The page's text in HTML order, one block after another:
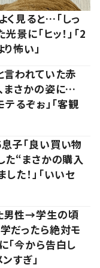
く見ると…「しっ
景に「ヒッ！」「2
怖い」
言われていた赤
まさかの姿に…
テるぞぉ」「客観
子「良い買い物
た“まさかの購入
た！」「いいセ
男性→学生の頃
だったら絶対モ
「今から告白し
すぎ」